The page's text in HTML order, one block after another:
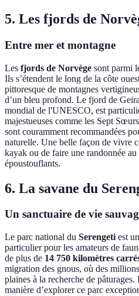
5. Les fjords de
Entre mer et montagne
Les fjords de Norvège sont parmi
Ils s’étendent le long de la côte
pittoresque de montagnes
d’un bleu profond. Le fjord de
mondial de l'UNESCO, est
majestueuses comme les Sept
sont couramment recommandées
naturelle. Une belle façon de vivre
kayak ou de faire une randonnée
époustouflants.
6. La savane du
Un sanctuaire de vie
Le parc national du Serengeti est
particulier pour les amateurs de
de plus de 14 750 kilomètres
migration des gnous, où des
plaines à la recherche de
manière d’explorer ce parc